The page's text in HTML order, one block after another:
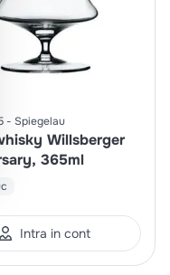
Spiegelau
Willsberger
365ml
Intra in cont